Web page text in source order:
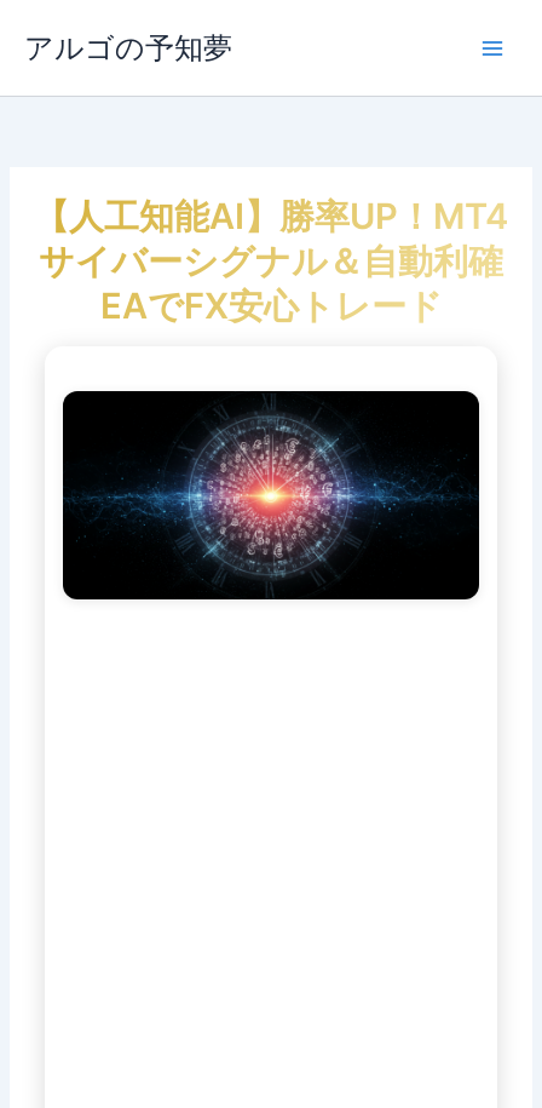
ス
アルゴの予知夢
【人工知能AI】勝率UP！MT4
サイバーシグナル＆自動利確
EAでFX安心トレード